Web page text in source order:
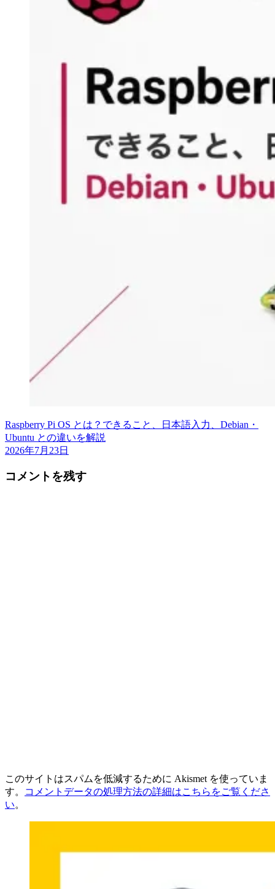
Raspberry Pi OS とは？できること、日本語入力、Debian・
Ubuntu との違いを解説
2026年7月23日
コメントを残す
このサイトはスパムを低減するために Akismet を使っていま
す。
コメントデータの処理方法の詳細はこちらをご覧くださ
い。